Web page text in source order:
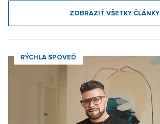
ZOBRAZIŤ VŠETKY ČLÁNKY
RÝCHLA SPOVEĎ